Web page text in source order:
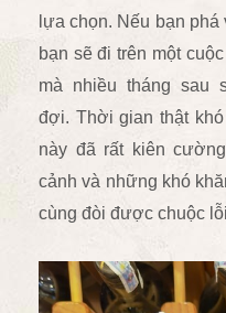
lựa chọn. Nếu bạn
bạn sẽ đi trên một
mà nhiều tháng sau
đợi. Thời gian thật
này đã rất kiên
cảnh và những khó
cùng đòi được chuộc